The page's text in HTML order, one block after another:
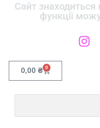
Сайт знаходиться
функції
0,00 ₴ 0